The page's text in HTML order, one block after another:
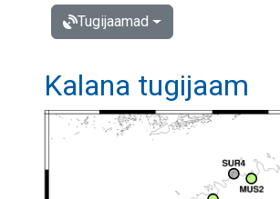
Tugijaamad
Kalana tugijaam